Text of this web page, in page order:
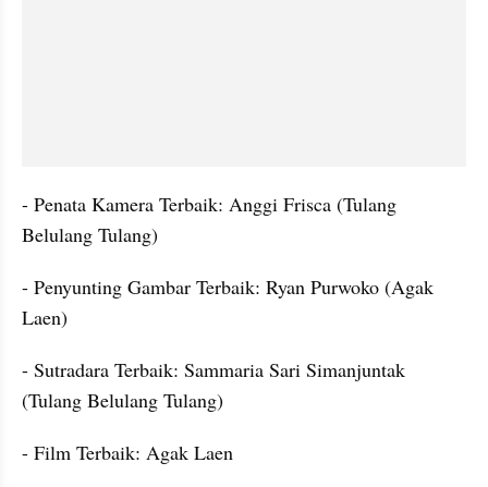
- Penata Kamera Terbaik: Anggi Frisca (Tulang
Belulang Tulang)
- Penyunting Gambar Terbaik: Ryan Purwoko (Agak
Laen)
- Sutradara Terbaik: Sammaria Sari Simanjuntak
(Tulang Belulang Tulang)
- Film Terbaik: Agak Laen